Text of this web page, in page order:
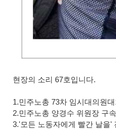
현장의 소리 67호입니다.
1.민주노총 73차 임시대의원
2.민주노총 양경수 위원장 구
3.'모든 노동자에게 빨간 날을'